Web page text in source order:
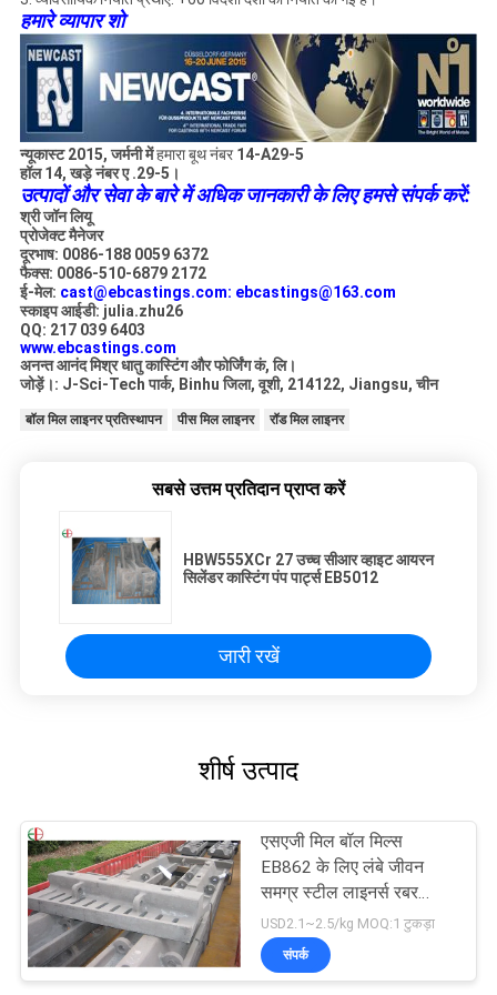
हमारे व्यापार शो
न्यूकास्ट 2015, जर्मनी मेंहमारा बूथ नंबर14-A29-5
हॉल 14, खड़े नंबर ए .29-5।
उत्पादों और सेवा के बारे में अधिक जानकारी के लिए हमसे संपर्क करें:
श्री जॉन लियू
प्रोजेक्ट मैनेजर
दूरभाष: 0086-188 0059 6372
फैक्स: 0086-510-6879 2172
ई-मेल: cast@ebcastings.com: ebcastings@163.com
स्काइप आईडी: julia.zhu26
QQ: 217 039 6403
www.ebcastings.com
अनन्त आनंद मिश्र धातु कास्टिंग और फोर्जिंग कं, लि।
जोड़ें।: J-Sci-Tech पार्क, Binhu जिला, वूशी, 214122, Jiangsu, चीन
बॉल मिल लाइनर प्रतिस्थापन पीस मिल लाइनर रॉड मिल लाइनर
सबसे उत्तम प्रतिदान प्राप्त करें
HBW555XCr 27 उच्च सीआर व्हाइट आयरन
सिलेंडर कास्टिंग पंप पार्ट्स EB5012
जारी रखें
शीर्ष उत्पाद
एसएजी मिल बॉल मिल्स
EB862 के लिए लंबे जीवन
समग्र स्टील लाइनर्स रबर
लाइनर
USD2.1~2.5/kg MOQ:1 टुकड़ा
संपर्क